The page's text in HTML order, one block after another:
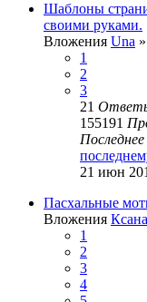
Шаблоны
своими руками.
Вложения Una
1
2
3
21
155191
21 июн
Пасхальные
Вложения Ксана
1
2
3
4